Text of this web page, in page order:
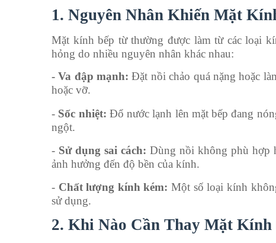
1. Nguyên Nhân Khiến Mặt
Mặt kính bếp từ thường được làm từ các loại
hỏng do nhiều nguyên nhân khác nhau:
- Va đập mạnh: Đặt nồi chảo quá nặng hoặc
hoặc vỡ.
- Sốc nhiệt: Đổ nước lạnh lên mặt bếp đang
ngột.
- Sử dụng sai cách: Dùng nồi không phù hợp
ảnh hưởng đến độ bền của kính.
- Chất lượng kính kém: Một số loại kính
sử dụng.
2. Khi Nào Cần Thay Mặt Kính